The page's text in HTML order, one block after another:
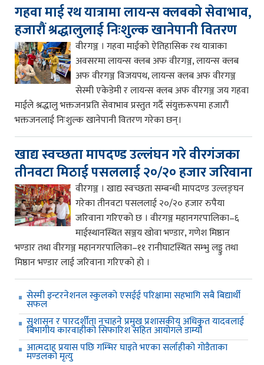
गहवा माई रथ यात्रामा लायन्स क्लबको सेवाभाव,
हजारौं श्रद्धालुलाई निःशुल्क खानेपानी वितरण
वीरगञ्ज । गहवा माईको ऐतिहासिक रथ यात्राका
अवसरमा लायन्स क्लब अफ वीरगञ्ज, लायन्स क्लब
अफ वीरगञ्ज विजयपथ, लायन्स क्लब अफ वीरगञ्ज
सेस्मी एकेडेमी र लायन्स क्लब अफ वीरगञ्ज जय गहवा
माईले श्रद्धालु भक्तजनप्रति सेवाभाव प्रस्तुत गर्दै संयुक्तरूपमा हजारौं
भक्तजनलाई निःशुल्क खानेपानी वितरण गरेका छन्।
खाद्य स्वच्छता मापदण्ड उल्लंघन गरे वीरगंजका
तीनवटा मिठाई पसललाई २०/२० हजार जरिवाना
वीरगञ्ज । खाद्य स्वच्छता सम्बन्धी मापदण्ड उल्लङ्घन
गरेका तीनवटा पसललाई २०/२० हजार रुपैया
जरिवाना गरिएको छ । वीरगञ्ज महानगरपालिका–६
माईस्थानस्थित सञ्जय खोवा भण्डार, गणेश मिष्ठान
भण्डार तथा वीरगञ्ज महानगरपालिका–११ रानीघाटस्थित सम्भु लड्डु तथा
मिष्ठान भण्डार लाई जरिवाना गरिएको हो ।
सेस्मी इन्टरनेशनल स्कुलको एसईई परिक्षामा सहभागि सबै बिद्यार्थी
सफल
सुशासन र पारदर्शीता नचाहने प्रमुख प्रशासकीय अधिकृत यादवलाई
बिभागीय कारवाहीको सिफारिश सहित आयोगले डाम्यो
आत्मदाह प्रयास पछि गम्भिर घाइते भएका सर्लाहीको गोडैताका
मण्डलको मृत्यु